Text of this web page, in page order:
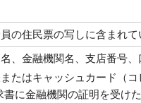
の住民票の写しに含まれ
、金融機関名、支店番号
たはキャッシュカード（
書に金融機関の証明を受け